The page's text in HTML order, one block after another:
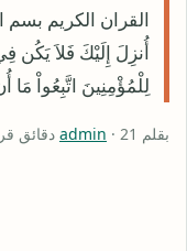
القران الكريم
أُنزِلَ إِلَيْكَ فَلاَ
لِلْمُؤْمِنِينَ اتَّبِعُواْ مَا
بقلم admin · 21 دقائق قراءة · نشر 2019-03-10